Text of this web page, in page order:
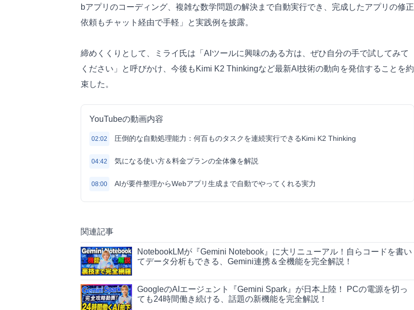
bアプリのコーディング、複雑な数学問題の解決まで自動実行でき、完成したアプリの修正
依頼もチャット経由で手軽」と実践例を披露。
締めくくりとして、ミライ氏は「AIツールに興味のある方は、ぜひ自分の手で試してみて
ください」と呼びかけ、今後もKimi K2 Thinkingなど最新AI技術の動向を発信することを約
束した。
YouTubeの動画内容
02:02 圧倒的な自動処理能力：何百ものタスクを連続実行できるKimi K2 Thinking
04:42 気になる使い方＆料金プランの全体像を解説
08:00 AIが要件整理からWebアプリ生成まで自動でやってくれる実力
関連記事
NotebookLMが『Gemini Notebook』に大リニューアル！自らコードを書い
てデータ分析もできる、Gemini連携＆全機能を完全解説！
GoogleのAIエージェント『Gemini Spark』が日本上陸！ PCの電源を切っ
ても24時間働き続ける、話題の新機能を完全解説！